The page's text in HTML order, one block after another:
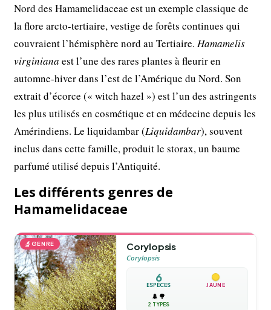
Nord des Hamamelidaceae est un exemple classique de
la flore arcto-tertiaire, vestige de forêts continues qui
couvraient l’hémisphère nord au Tertiaire.Hamamelis
virginiana est l’une des rares plantes à fleurir en
automne-hiver dans l’est de l’Amérique du Nord. Son
extrait d’écorce (« witch hazel ») est l’un des astringents
les plus utilisés en cosmétique et en médecine depuis les
Amérindiens. Le liquidambar (Liquidambar), souvent
inclus dans cette famille, produit le storax, un baume
parfumé utilisé depuis l’Antiquité.
Les différents genres de
Hamamelidaceae
🔬 GENRE Corylopsis
Corylopsis
6
ESPÈCES JAUNE
🌲 🌳
2 TYPES